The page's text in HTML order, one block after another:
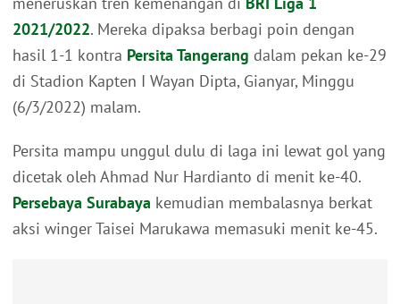
2021/2022. Mereka dipaksa berbagi poin dengan
hasil 1-1 kontra Persita Tangerang dalam pekan ke-29
di Stadion Kapten I Wayan Dipta, Gianyar, Minggu
(6/3/2022) malam.
Persita mampu unggul dulu di laga ini lewat gol yang
dicetak oleh Ahmad Nur Hardianto di menit ke-40.
Persebaya Surabaya kemudian membalasnya berkat
aksi winger Taisei Marukawa memasuki menit ke-45.